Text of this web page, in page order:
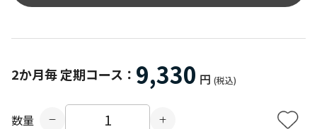
2か月毎 定期コース： 9,330 円 (税込)
数量